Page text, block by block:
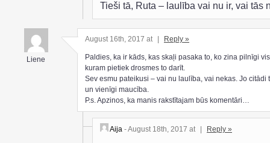
Tieši tā, Ruta – laulība vai nu ir, vai tās
Liene
August 16th, 2017 at | Reply »
Paldies, ka ir kāds, kas skaļi pasaka to, ko zina pilnīgi
kuram pietiek drosmes to darīt.
Sev esmu pateikusi – vai nu laulība, vai nekas. Jo citādi
un vienīgi maucība.
P.s. Apzinos, ka manis rakstītajam būs komentāri…
Aija - August 18th, 2017 at Reply »